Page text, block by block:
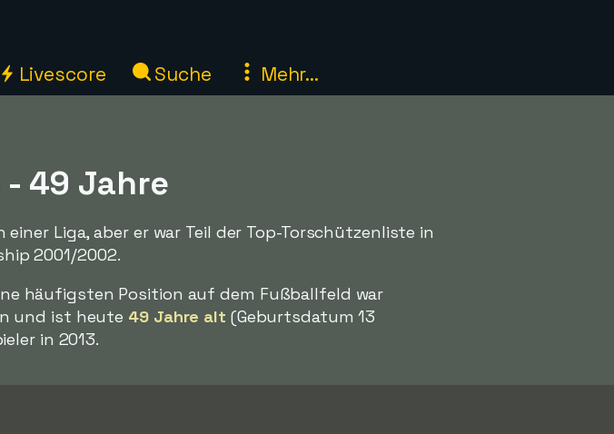
Livescore Suche Mehr...
49 Jahre
Liga, aber er war Teil der Top-Torschützenliste in
2001/2002.
häufigsten Position auf dem Fußballfeld war
und ist heute 49 Jahre alt (Geburtsdatum 13
in 2013.